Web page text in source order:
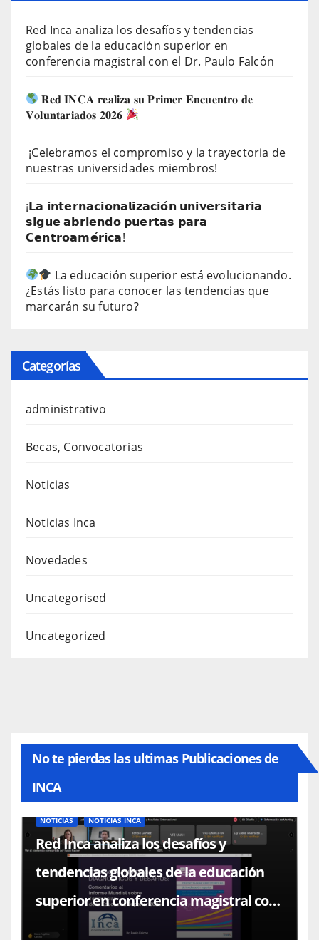
Red Inca analiza los desafíos y tendencias
globales de la educación superior en
conferencia magistral con el Dr. Paulo Falcón
𝐑𝐞𝐝 𝐈𝐍𝐂𝐀 𝐫𝐞𝐚𝐥𝐢𝐳𝐚 𝐬𝐮 𝐏𝐫𝐢𝐦𝐞𝐫 𝐄𝐧𝐜𝐮𝐞𝐧𝐭𝐫𝐨 𝐝𝐞
𝐕𝐨𝐥𝐮𝐧𝐭𝐚𝐫𝐢𝐚𝐝𝐨𝐬 𝟐𝟎𝟐𝟔
¡Celebramos el compromiso y la trayectoria de
nuestras universidades miembros!
¡𝗟𝗮 𝗶𝗻𝘁𝗲𝗿𝗻𝗮𝗰𝗶𝗼𝗻𝗮𝗹𝗶𝘇𝗮𝗰𝗶𝗼́𝗻 𝘂𝗻𝗶𝘃𝗲𝗿𝘀𝗶𝘁𝗮𝗿𝗶𝗮
𝘀𝗶𝗴𝘂𝗲 𝗮𝗯𝗿𝗶𝗲𝗻𝗱𝗼 𝗽𝘂𝗲𝗿𝘁𝗮𝘀 𝗽𝗮𝗿𝗮
𝗖𝗲𝗻𝘁𝗿𝗼𝗮𝗺𝗲́𝗿𝗶𝗰𝗮!
La educación superior está evolucionando.
¿Estás listo para conocer las tendencias que
marcarán su futuro?
Categorías
administrativo
Becas, Convocatorias
Noticias
Noticias Inca
Novedades
Uncategorised
Uncategorized
No te pierdas las ultimas Publicaciones de
INCA
NOTICIAS NOTICIAS INCA
Red Inca analiza los desafíos y
tendencias globales de la educación
superior en conferencia magistral con
el Dr. Paulo Falcón